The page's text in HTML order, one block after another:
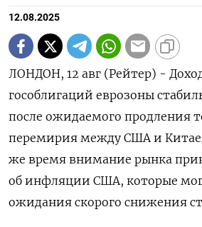
12.08.2025
ЛОНДОН, 12 авг (Рейтер) -
гособлигаций еврозоны
после ожидаемого продления
перемирия между США и
же время внимание рынка
об инфляции США, которые
ожидания скорого снижения